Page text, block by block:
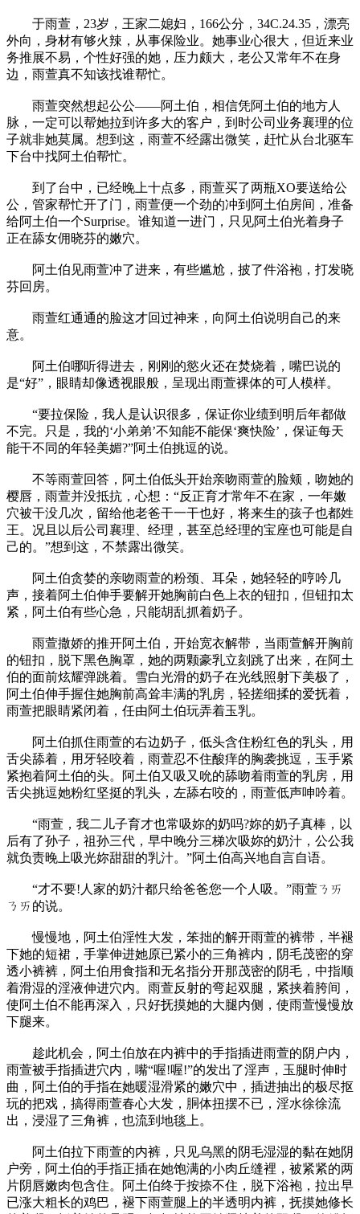
于雨萱，23岁，王家二媳妇，166公分，34C.24.35，漂亮
外向，身材有够火辣，从事保险业。她事业心很大，但近来业
务推展不易，个性好强的她，压力颇大，老公又常年不在身
边，雨萱真不知该找谁帮忙。
雨萱突然想起公公——阿土伯，相信凭阿土伯的地方人
脉，一定可以帮她拉到许多大的客户，到时公司业务襄理的位
子就非她莫属。想到这，雨萱不经露出微笑，赶忙从台北驱车
下台中找阿土伯帮忙。
到了台中，已经晚上十点多，雨萱买了两瓶XO要送给公
公，管家帮忙开了门，雨萱便一个劲的冲到阿土伯房间，准备
给阿土伯一个Surprise。谁知道一进门，只见阿土伯光着身子
正在舔女佣晓芬的嫩穴。
阿土伯见雨萱冲了进来，有些尴尬，披了件浴袍，打发晓
芬回房。
雨萱红通通的脸这才回过神来，向阿土伯说明自己的来
意。
阿土伯哪听得进去，刚刚的慾火还在焚烧着，嘴巴说的
是“好”，眼睛却像透视眼般，呈现出雨萱裸体的可人模样。
“要拉保险，我人是认识很多，保证你业绩到明后年都做
不完。只是，我的‘小弟弟’不知能不能保‘爽快险’，保证每天
能干不同的年轻美媚?”阿土伯挑逗的说。
不等雨萱回答，阿土伯低头开始亲吻雨萱的脸颊，吻她的
樱唇，雨萱并没抵抗，心想：“反正育才常年不在家，一年嫩
穴被干没几次，留给他老爸干一干也好，将来生的孩子也都姓
王。况且以后公司襄理、经理，甚至总经理的宝座也可能是自
己的。”想到这，不禁露出微笑。
阿土伯贪婪的亲吻雨萱的粉颈、耳朵，她轻轻的哼吟几
声，接着阿土伯伸手要解开她胸前白色上衣的钮扣，但钮扣太
紧，阿土伯有些心急，只能胡乱抓着奶子。
雨萱撒娇的推开阿土伯，开始宽衣解带，当雨萱解开胸前
的钮扣，脱下黑色胸罩，她的两颗豪乳立刻跳了出来，在阿土
伯的面前炫耀弹跳着。雪白光滑的奶子在光线照射下美极了，
阿土伯伸手握住她胸前高耸丰满的乳房，轻搓细揉的爱抚着，
雨萱把眼睛紧闭着，任由阿土伯玩弄着玉乳。
阿土伯抓住雨萱的右边奶子，低头含住粉红色的乳头，用
舌尖舔着，用牙轻咬着，雨萱忍不住酸痒的胸袭挑逗，玉手紧
紧抱着阿土伯的头。阿土伯又吸又吮的舔吻着雨萱的乳房，用
舌尖挑逗她粉红坚挺的乳头，左舔右咬的，雨萱低声呻吟着。
“雨萱，我二儿子育才也常吸妳的奶吗?妳的奶子真棒，以
后有了孙子，祖孙三代，早中晚分三梯次吸妳的奶汁，公公我
就负责晚上吸光妳甜甜的乳汁。”阿土伯高兴地自言自语。
“才不要!人家的奶汁都只给爸爸您一个人吸。”雨萱ㄋㄞ
ㄋㄞ的说。
慢慢地，阿土伯淫性大发，笨拙的解开雨萱的裤带，半褪
下她的短裙，手掌伸进她原已紧小的三角裤内，阴毛茂密的穿
透小裤裤，阿土伯用食指和无名指分开那茂密的阴毛，中指顺
着滑湿的淫液伸进穴内。雨萱反射的弯起双腿，紧挟着胯间，
使阿土伯不能再深入，只好抚摸她的大腿内侧，使雨萱慢慢放
下腿来。
趁此机会，阿土伯放在内裤中的手指插进雨萱的阴户内，
雨萱被手指插进穴内，嘴“喔!喔!”的发出了淫声，玉腿时伸时
曲，阿土伯的手指在她暖湿滑紧的嫩穴中，插进抽出的极尽抠
玩的把戏，搞得雨萱春心大发，胴体扭摆不已，淫水徐徐流
出，浸湿了三角裤，也流到地毯上。
阿土伯拉下雨萱的内裤，只见乌黑的阴毛湿湿的黏在她阴
户旁，阿土伯的手指正插在她饱满的小肉丘缝裡，被紧紧的两
片阴唇嫩肉包含住。阿土伯终于按捺不住，脱下浴袍，拉出早
已涨大粗长的鸡巴，褪下雨萱腿上的半透明内裤，抚摸她修长